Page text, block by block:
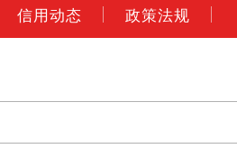
信用动态 政策法规